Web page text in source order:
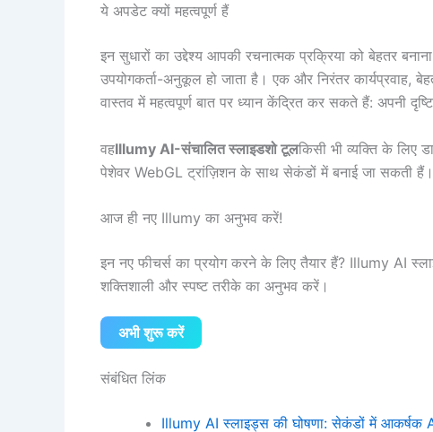
ये अपडेट क्यों महत्वपूर्ण हैं
इन सुधारों का उद्देश्य आपकी रचनात्मक प्रक्रिया को बेहतर
उपयोगकर्ता-अनुकूल हो जाता है। एक और निरंतर
वास्तव में महत्वपूर्ण बात पर ध्यान केंद्रित कर सकते हैं: अपनी
वहIllumy AI-संचालित स्लाइडशो टूलकिसी भी व्यक्ति के लिए
पेशेवर WebGL ट्रांज़िशन के साथ सेकंडों में बनाई जा सकती हैं।
आज ही नए Illumy का अनुभव करें!
इन नए फीचर्स का प्रयोग करने के लिए तैयार हैं? Illumy AI
शक्तिशाली और स्पष्ट तरीके का अनुभव करें।
अभी शुरू करें
संबंधित लिंक
Illumy AI स्लाइड्स की घोषणा: सेकंडों में आकर्षक